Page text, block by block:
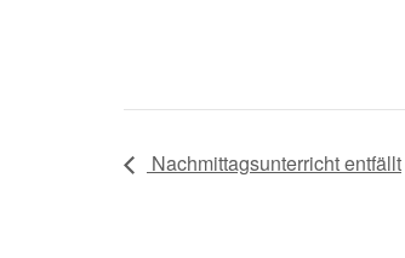
Nachmittagsunterricht entfällt